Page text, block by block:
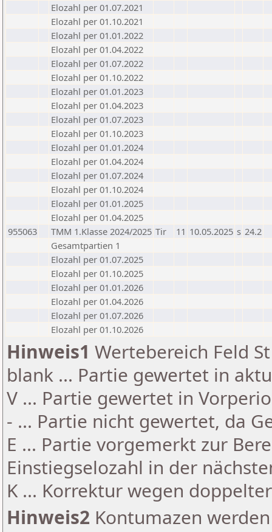
Elozahl per 01.07.2021
Elozahl per 01.10.2021
Elozahl per 01.01.2022
Elozahl per 01.04.2022
Elozahl per 01.07.2022
Elozahl per 01.10.2022
Elozahl per 01.01.2023
Elozahl per 01.04.2023
Elozahl per 01.07.2023
Elozahl per 01.10.2023
Elozahl per 01.01.2024
Elozahl per 01.04.2024
Elozahl per 01.07.2024
Elozahl per 01.10.2024
Elozahl per 01.01.2025
Elozahl per 01.04.2025
955063
TMM 1.Klasse 2024/2025 Tir 11 10.05.2025 s 24.2
Gesamtpartien 1
Elozahl per 01.07.2025
Elozahl per 01.10.2025
Elozahl per 01.01.2026
Elozahl per 01.04.2026
Elozahl per 01.07.2026
Elozahl per 01.10.2026
Hinweis1 Wertebereich Feld
blank ... Partie gewertet in
V ... Partie gewertet in
- ... Partie nicht gewertet, da
E ... Partie vorgemerkt zur
Einstiegselozahl in der
K ... Korrektur wegen
Hinweis2 Kontumazen